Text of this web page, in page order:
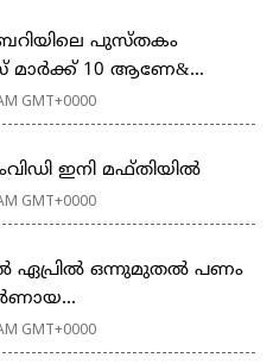
പുസ്തകം
മാര്‍ക്ക് 10 ആണേ&...
GMT+0000
ഇനി മഫ്തിയില്‍
GMT+0000
ഏപ്രില്‍ ഒന്നുമുതല്‍ പണം
GMT+0000